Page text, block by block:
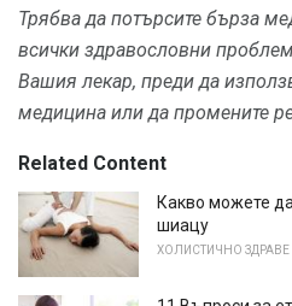
Трябва да потърсите бърза
всички здравословни
Вашия лекар, преди да
медицина или да промените
Related Content
Какво можете
шиацу
ХОЛИСТИЧНО ЗДРАВЕ